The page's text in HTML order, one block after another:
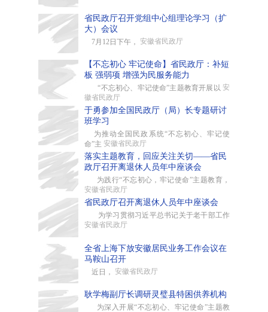
省民政厅召开党组中心组理论学习（扩
大）会议
7月12日下午， 安徽省民政厅
【不忘初心 牢记使命】省民政厅：补短
板 强弱项 增强为民服务能力
“不忘初心、牢记使命”主题教育开展以 安
徽省民政厅
于勇参加全国民政厅（局）长专题研讨
班学习
为推动全国民政系统“不忘初心、牢记使
命”主 安徽省民政厅
落实主题教育，回应关注关切——省民
政厅召开离退休人员年中座谈会
为践行“不忘初心，牢记使命”主题教育，
安徽省民政厅
省民政厅召开离退休人员年中座谈会
为学习贯彻习近平总书记关于老干部工作
安徽省民政厅
全省上海下放安徽居民业务工作会议在
马鞍山召开
近日， 安徽省民政厅
耿学梅副厅长调研灵璧县特困供养机构
为深入开展“不忘初心、牢记使命”主题教